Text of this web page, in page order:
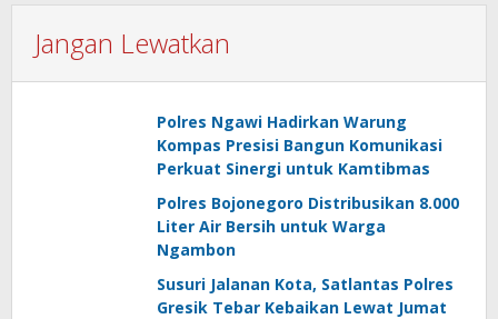
Jangan Lewatkan
Polres Ngawi Hadirkan Warung
Kompas Presisi Bangun Komunikasi
Perkuat Sinergi untuk Kamtibmas
Polres Bojonegoro Distribusikan 8.000
Liter Air Bersih untuk Warga
Ngambon
Susuri Jalanan Kota, Satlantas Polres
Gresik Tebar Kebaikan Lewat Jumat